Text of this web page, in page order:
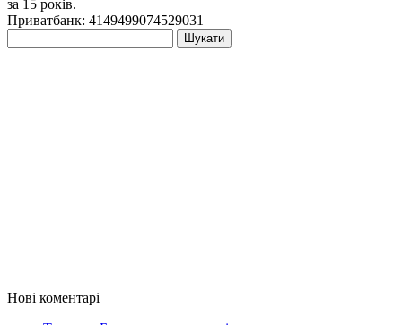
за 15 років.
Приватбанк: 4149499074529031
Нові коментарі